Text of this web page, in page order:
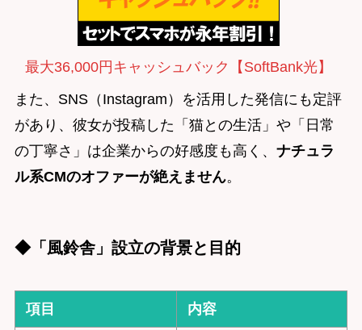
最大36,000円キャッシュバック【SoftBank光】
また、SNS（Instagram）を活用した発信にも定評
があり、彼女が投稿した「猫との生活」や「日常
の丁寧さ」は企業からの好感度も高く、 ナチュラ
ル系CMのオファーが絶えません。
◆「風鈴舎」設立の背景と目的
項目 内容